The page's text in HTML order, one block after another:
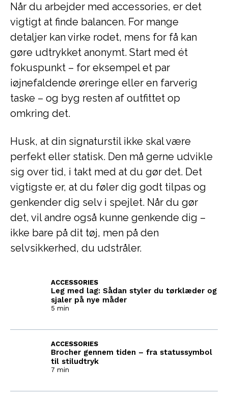
Når du arbejder med accessories, er det
vigtigt at finde balancen. For mange
detaljer kan virke rodet, mens for få kan
gøre udtrykket anonymt. Start med ét
fokuspunkt – for eksempel et par
iøjnefaldende øreringe eller en farverig
taske – og byg resten af outfittet op
omkring det.
Husk, at din signaturstil ikke skal være
perfekt eller statisk. Den må gerne udvikle
sig over tid, i takt med at du gør det. Det
vigtigste er, at du føler dig godt tilpas og
genkender dig selv i spejlet. Når du gør
det, vil andre også kunne genkende dig –
ikke bare på dit tøj, men på den
selvsikkerhed, du udstråler.
Leg med lag: Sådan styler du tørklæder og
sjaler på nye måder
ACCESSORIES
5 min
Brocher gennem tiden – fra statussymbol
til stiludtryk
ACCESSORIES
7 min